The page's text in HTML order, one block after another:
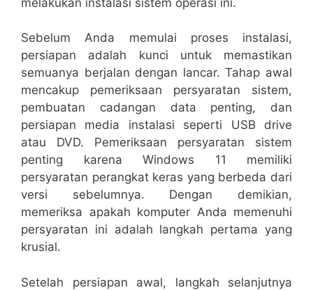
Sebelum Anda memulai proses instalasi,
persiapan adalah kunci untuk memastikan
semuanya berjalan dengan lancar. Tahap awal
mencakup pemeriksaan persyaratan sistem,
pembuatan cadangan data penting, dan
persiapan media instalasi seperti USB drive
atau DVD. Pemeriksaan persyaratan sistem
penting karena Windows 11 memiliki
persyaratan perangkat keras yang berbeda dari
versi sebelumnya. Dengan demikian,
memeriksa apakah komputer Anda memenuhi
persyaratan ini adalah langkah pertama yang
krusial.
Setelah persiapan awal, langkah selanjutnya